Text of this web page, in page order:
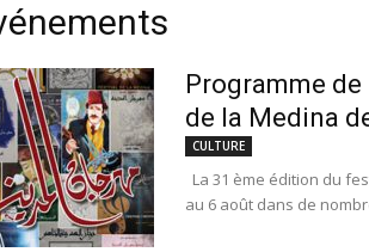
Programme
de la Medina
CULTURE
La 31 ème édition du
au 6 août dans de